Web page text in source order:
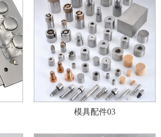
模具配件03